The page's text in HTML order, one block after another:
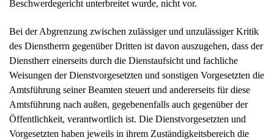
Beschwerdegericht unterbreitet wurde, nicht vor.
Bei der Abgrenzung zwischen zulässiger und unzulässiger Kritik
des Dienstherrn gegenüber Dritten ist davon auszugehen, dass der
Dienstherr einerseits durch die Dienstaufsicht und fachliche
Weisungen der Dienstvorgesetzten und sonstigen Vorgesetzten die
Amtsführung seiner Beamten steuert und andererseits für diese
Amtsführung nach außen, gegebenenfalls auch gegenüber der
Öffentlichkeit, verantwortlich ist. Die Dienstvorgesetzten und
Vorgesetzten haben jeweils in ihrem Zuständigkeitsbereich die